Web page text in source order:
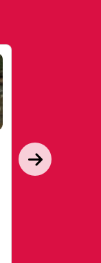
Mercato
Snap